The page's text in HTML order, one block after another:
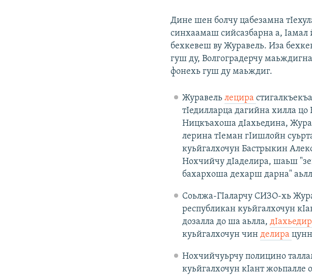
Дине шен болчу цабезамна
синхаамаш сийсазбарна а, Iамал
бехкевеш ву Журавель. Иза
гуш ду, Волгоградерчу
фонехь гуш ду маьждиг.
Журавель лецира
тIедилларца дагийна хилла цо
Ницкъахоша дIахьедина,
лерина тIеман гIишлойн
куьйгалхочун Бастрыкин
Нохчийчу дIаделира, шаьш
бахархоша дехарш дарна"
Соьлжа-ГIаларчу СИЗО-хь
республикан куьйгалхочун
дозалла до ша аьлла,
куьйгалхочун чин делира
Нохчийчуьрчу полицино
куьйгалхочун кIант